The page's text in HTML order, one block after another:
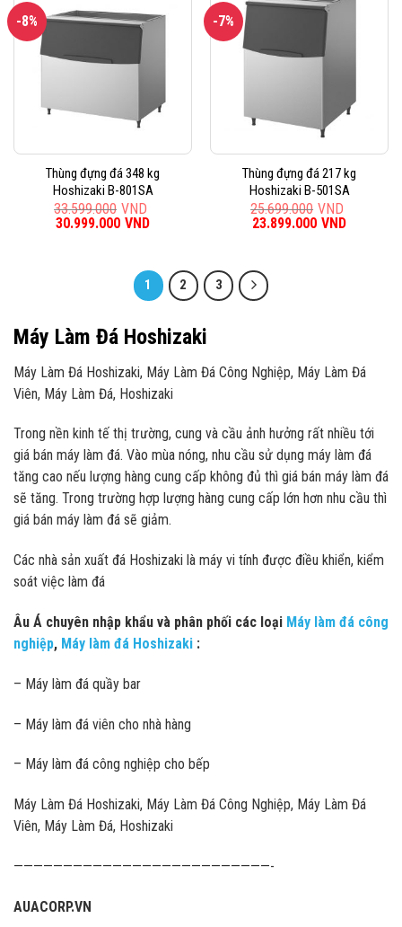
-8%
Thùng đựng đá 348 kg
Hoshizaki B-801SA
33.599.000 VND
Giá
33.599.000VND.
30.999.000 VND
là:
30.999.000VND.
-7%
Thùng đựng đá 217 kg
Hoshizaki B-501SA
25.699.000 VND
Giá
25.699.000VND.
23.899.000 VND
1 2 3
Máy Làm Đá Hoshizaki
Máy Làm Đá Hoshizaki, Máy Làm Đá Công Nghiệp, Máy Làm Đá
Viên, Máy Làm Đá, Hoshizaki
Trong nền kinh tế thị trường, cung và cầu ảnh hưởng rất nhiều tới
giá bán máy làm đá. Vào mùa nóng, nhu cầu sử dụng máy làm đá
tăng cao nếu lượng hàng cung cấp không đủ thì giá bán máy làm đá
sẽ tăng. Trong trường hợp lượng hàng cung cấp lớn hơn nhu cầu thì
giá bán máy làm đá sẽ giảm.
Các nhà sản xuất đá Hoshizaki là máy vi tính được điều khiển, kiểm
soát việc làm đá
Âu Á chuyên nhập khẩu và phân phối các loại Máy làm đá công
nghiệp, Máy làm đá Hoshizaki :
– Máy làm đá quầy bar
– Máy làm đá viên cho nhà hàng
– Máy làm đá công nghiệp cho bếp
Máy Làm Đá Hoshizaki, Máy Làm Đá Công Nghiệp, Máy Làm Đá
Viên, Máy Làm Đá, Hoshizaki
——————————————————————————-
AUACORP.VN